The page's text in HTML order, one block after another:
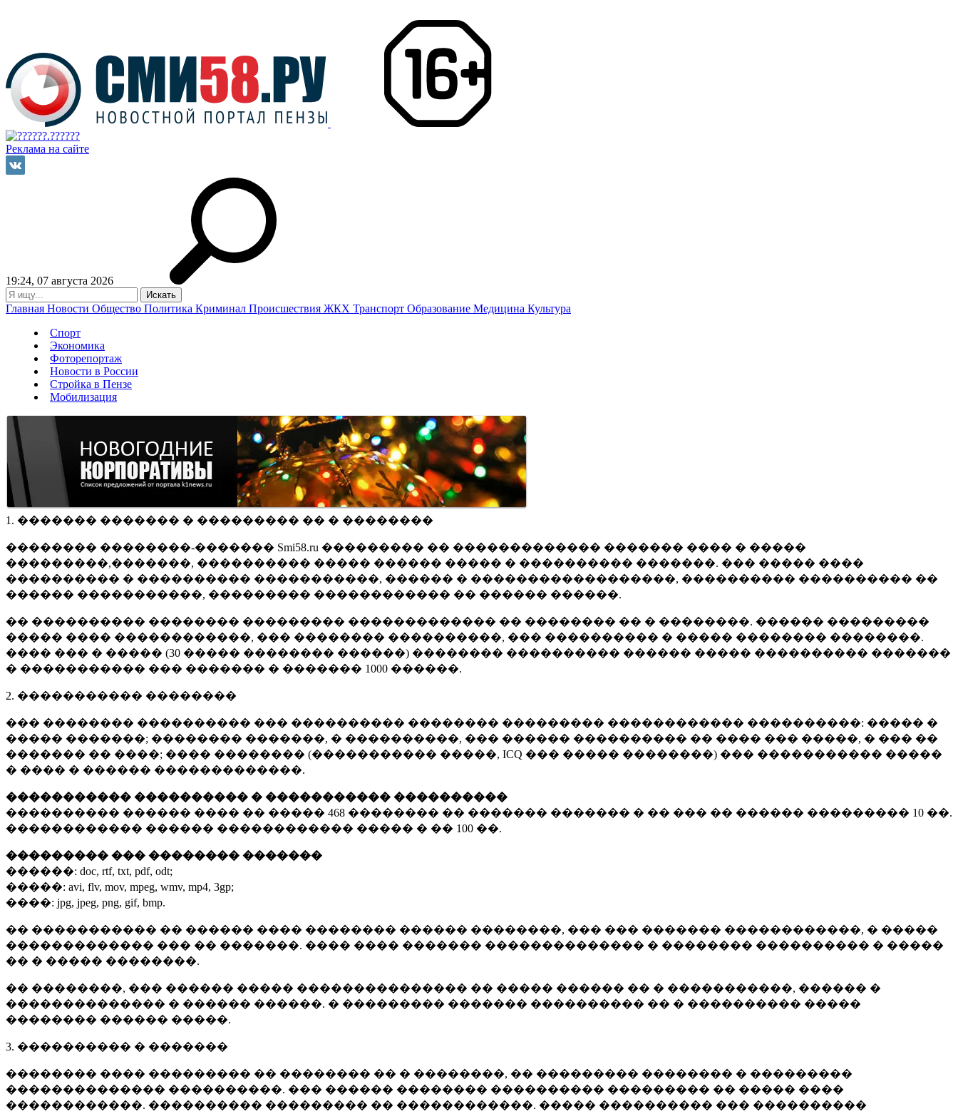
Реклама на сайте
19:24, 07 августа 2026
Главная Новости Общество Политика Криминал Происшествия ЖКХ Транспорт Образование Медицина Культура
Спорт
Экономика
Фоторепортаж
Новости в России
Стройка в Пензе
Мобилизация
1. ������� ������� � ��������� �� � ��������
�������� ��������-������� Smi58.ru ��������� �� ������������� ������� ���� � �����
���������,�������, ���������� ����� ������ ����� � ���������� �������. ��� ����� ����
���������� � ���������� �����������, ������ � ������������������, ���������� ���������� ��
������ �����������, ��������� ������������ �� ������ ������.
�� ���������� �������� ��������� ������������� �� �������� �� � ��������. ������ ���������
����� ���� ������������, ��� �������� ����������, ��� ���������� � ����� �������� ��������.
���� ��� � ����� (30 ����� �������� ������) �������� ���������� ������ ����� ���������� �������
� ����������� ��� ������� � ������� 1000 ������.
2. ����������� ��������
��� �������� ���������� ��� ���������� �������� ��������� ������������ ����������: ����� �
����� �������; �������� �������, � ����������, ��� ������ ���������� �� ���� ��� �����, � ��� ��
������� �� ����; ���� �������� (����������� �����, ICQ ��� ����� ��������) ��� ����������� �����
� ���� � ������ �������������.
����������� ���������� � ����������� ����������
���������� ������ ���� �� ����� 468 �������� �� ������� ������� � �� ��� �� ������ ��������� 10 ��.
������������ ������ ������������ ����� � �� 100 ��.
��������� ��� �������� �������
������: doc, rtf, txt, pdf, odt;
�����: avi, flv, mov, mpeg, wmv, mp4, 3gp;
����: jpg, jpeg, png, gif, bmp.
�� ����������� �� ������ ���� �������� ������ ��������, ��� ��� ������� ������������, � �����
������������� ��� �� �������. ���� ���� ������� �������������� � �������� ���������� � �����
�� � ����� ��������.
�� ��������, ��� ������ ����� ��������������� �� ����� ������ �� � �����������, ������ �
�������������� � ������ ������. � ��������� ������� ���������� �� � ���������� �����
�������� ������ �����.
3. ���������� � �������
�������� ���� ��������� �� �������� �� � ��������, �� ��������� �������� � ���������
�������������� ����������. ��� ������ �������� ���������� ��������� �� ����� ����
������������. ���������� ��������� �� ������������. ����� ���������� ��� ����������